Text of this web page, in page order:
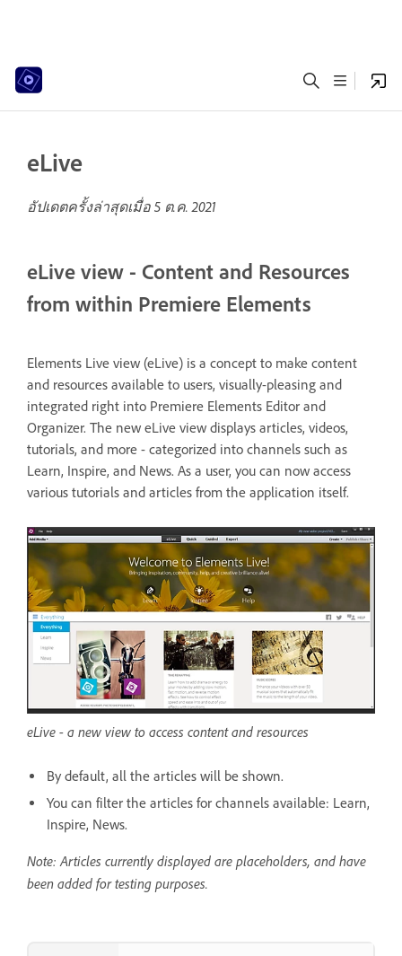
eLive
อัปเดตครั้งล่าสุดเมื่อ 5 ต.ค. 2021
eLive view - Content and Resources
from within Premiere Elements
Elements Live view (eLive) is a concept to make content
and resources available to users, visually-pleasing and
integrated right into Premiere Elements Editor and
Organizer. The new eLive view displays articles, videos,
tutorials, and more - categorized into channels such as
Learn, Inspire, and News. As a user, you can now access
various tutorials and articles from the application itself.
eLive - a new view to access content and resources
By default, all the articles will be shown.
You can filter the articles for channels available: Learn,
Inspire, News.
Note: Articles currently displayed are placeholders, and have
been added for testing purposes.